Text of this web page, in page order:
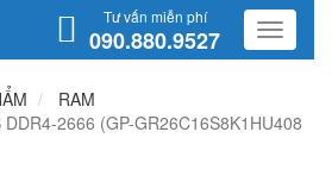
Tư vấn miễn phí
090.880.9527
RAM
DDR4-2666 (GP-GR26C16S8K1HU408